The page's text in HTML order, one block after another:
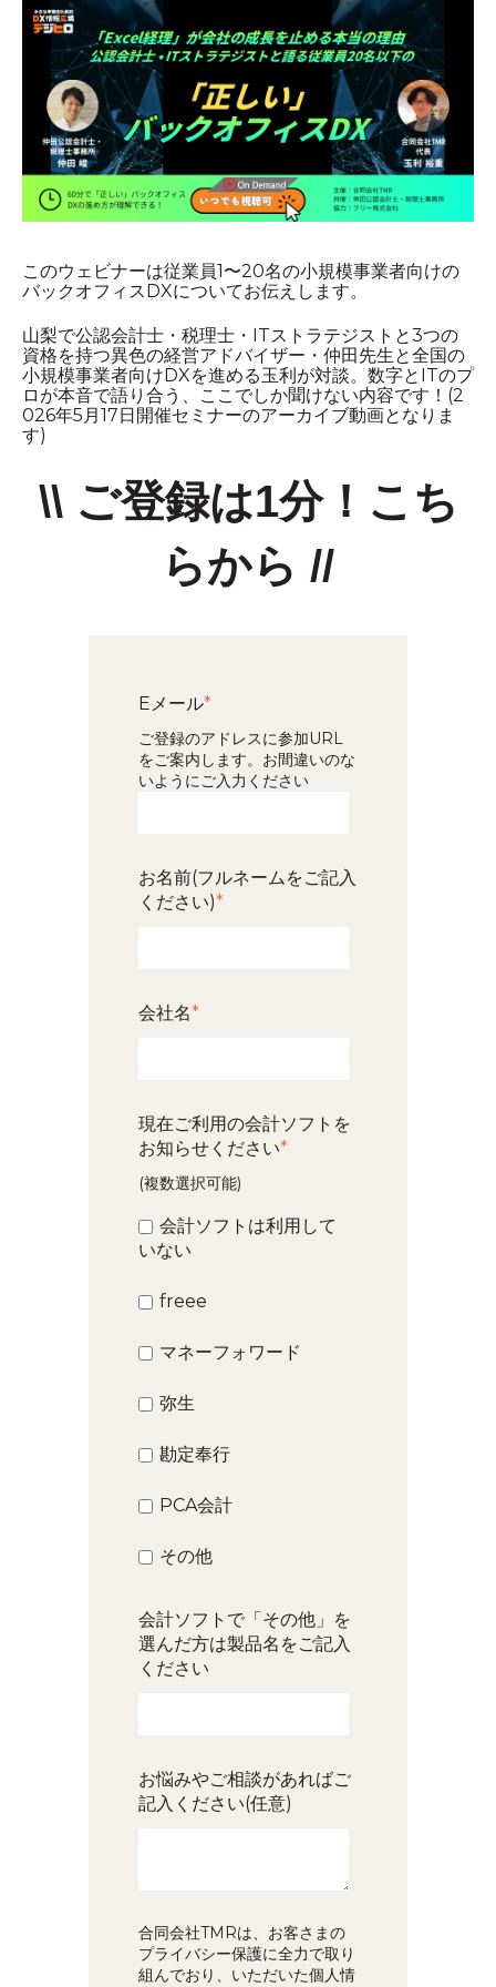
このウェビナーは従業員1〜20名の小規模事業者向けの
バックオフィスDXについてお伝えします。
山梨で公認会計士・税理士・ITストラテジストと3つの
資格を持つ異色の経営アドバイザー・仲田先生と全国の
小規模事業者向けDXを進める玉利が対談。数字とITのプ
ロが本音で語り合う、ここでしか聞けない内容です！(2
026年5月17日開催セミナーのアーカイブ動画となりま
す)
\\ ご登録は1分！こち
らから //
Eメール*
ご登録のアドレスに参加URL
をご案内します。お間違いのな
いようにご入力ください
お名前(フルネームをご記入
ください)*
会社名*
現在ご利用の会計ソフトを
お知らせください*
(複数選択可能)
会計ソフトは利用して
いない
freee
マネーフォワード
弥生
勘定奉行
PCA会計
その他
会計ソフトで「その他」を
選んだ方は製品名をご記入
ください
お悩みやご相談があればご
記入ください(任意)
合同会社TMRは、お客さまの
プライバシー保護に全力で取り
組んでおり、いただいた個人情